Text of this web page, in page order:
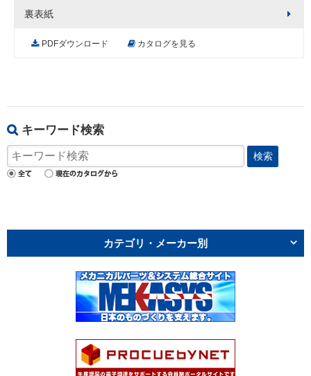
裏表紙
PDFダウンロード カタログを見る
キーワード検索
検索
カテゴリ・メーカー別